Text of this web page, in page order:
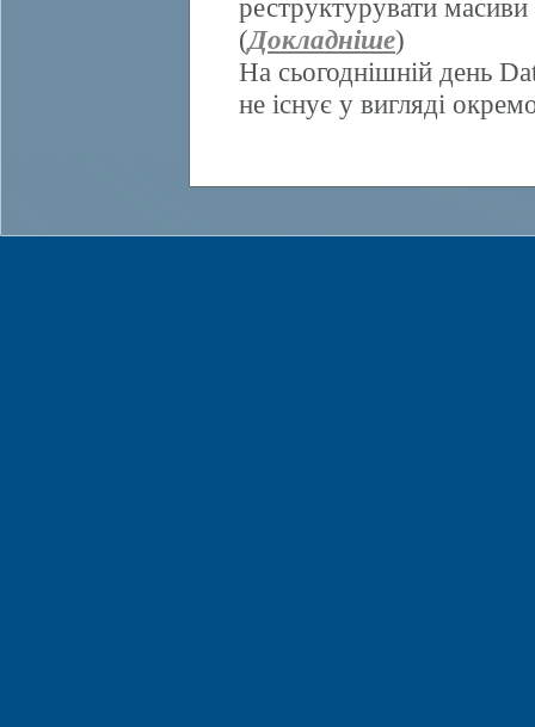
реструктурувати масиви
(Докладніше)
На сьогоднішній день
не існує у вигляді